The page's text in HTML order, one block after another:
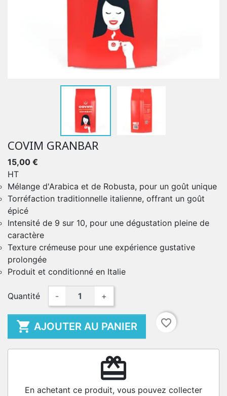
COVIM GRANBAR
15,00 €
HT
Mélange d'Arabica et de Robusta, pour un goût unique
Torréfaction traditionnelle italienne, offrant un goût
épicé
Intensité de 9 sur 10, pour une dégustation pleine de
caractère
Texture crémeuse pour une expérience gustative
prolongée
Produit et conditionné en Italie
Quantité - +
 AJOUTER AU PANIER favorite_border
redeem
En achetant ce produit, vous pouvez collecter